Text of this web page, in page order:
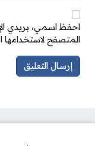
احفظ اسمي، بريدي
المتصفح لاستخدامها